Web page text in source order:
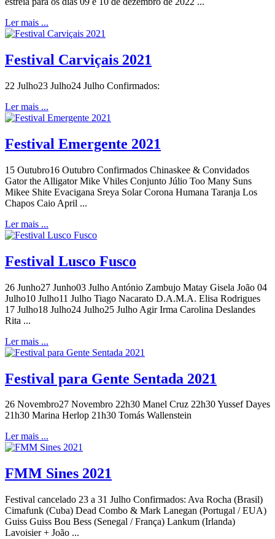
Ler mais ...
Festival Carviçais 2021
22 Julho23 Julho24 Julho Confirmados:
Ler mais ...
Festival Emergente 2021
15 Outubro16 Outubro Confirmados Chinaskee & Convidados
Gator the Alligator Mike Vhiles Conjunto Júlio Too Many Suns
Mikee Shite Evacigana Sreya Solar Corona Humana Taranja Los
Chapos Caio April ...
Ler mais ...
Festival Lusco Fusco
26 Junho27 Junho03 Julho António Zambujo Matay Gisela João 04
Julho10 Julho11 Julho Tiago Nacarato D.A.M.A. Elisa Rodrigues
17 Julho18 Julho24 Julho25 Julho Agir Irma Carolina Deslandes
Rita ...
Ler mais ...
Festival para Gente Sentada 2021
26 Novembro27 Novembro 22h30 Manel Cruz 22h30 Yussef Dayes
21h30 Marina Herlop 21h30 Tomás Wallenstein
Ler mais ...
FMM Sines 2021
Festival cancelado 23 a 31 Julho Confirmados: Ava Rocha (Brasil)
Cimafunk (Cuba) Dead Combo & Mark Lanegan (Portugal / EUA)
Guiss Guiss Bou Bess (Senegal / França) Lankum (Irlanda)
Lavoisier + João ...